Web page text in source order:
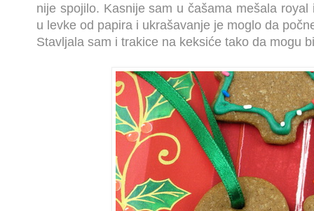
nije spojilo. Kasnije sam u čašama mešala
u levke od papira i ukrašavanje je moglo da
Stavljala sam i trakice na keksiće tako da mogu